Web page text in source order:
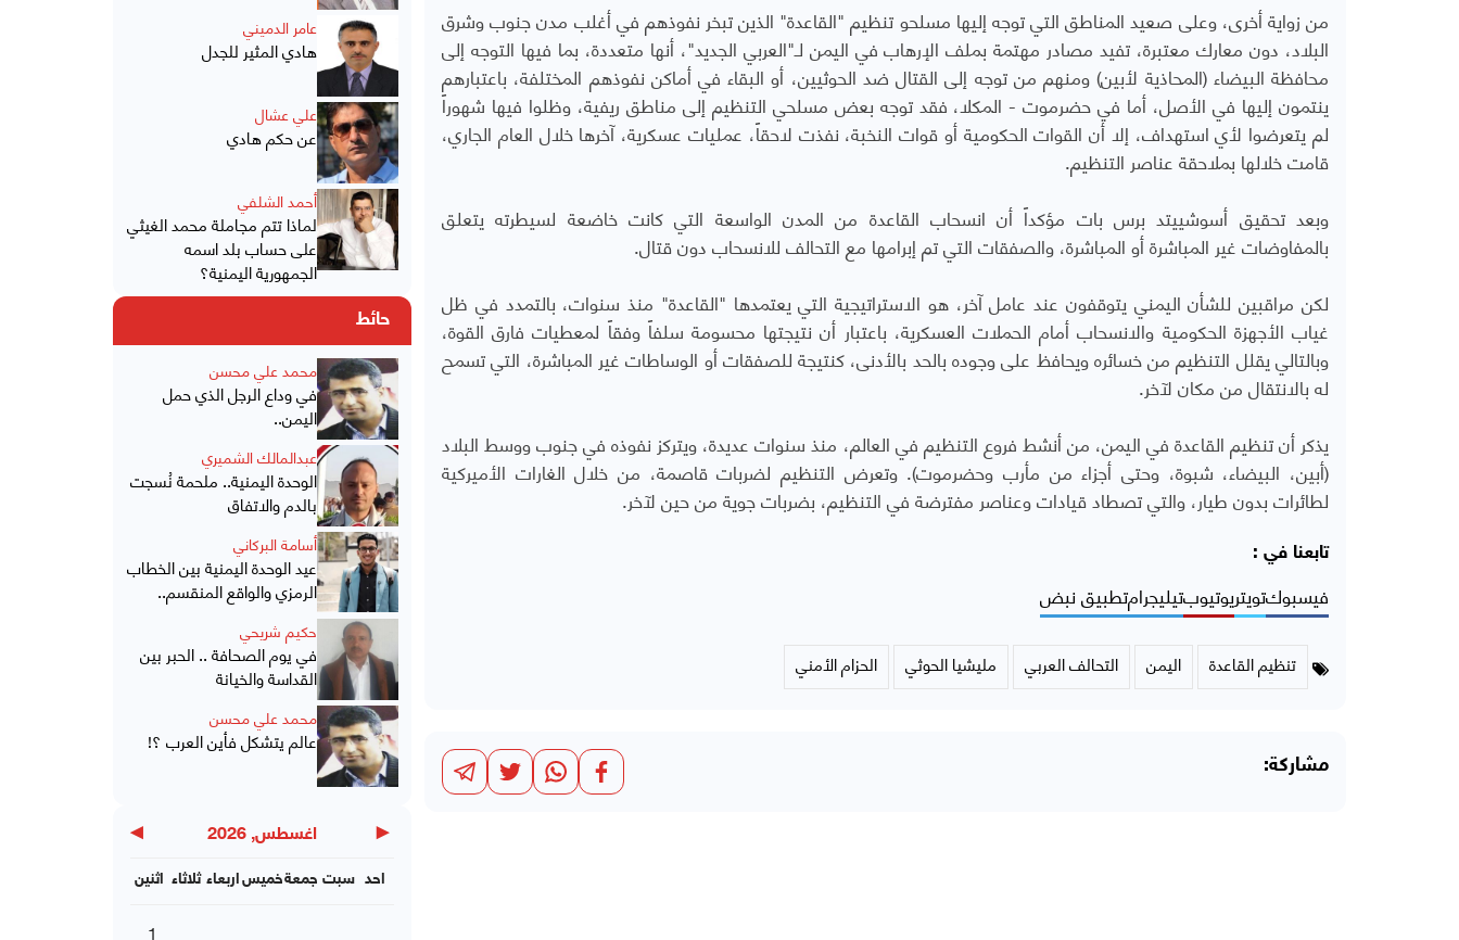
من زواية أخرى، وعلى صعيد المناطق التي توجه إليها مسلحو تنظيم "القاعدة" الذين تبخر نفوذهم في أغلب مدن جنوب وشرق
البلاد، دون معارك معتبرة، تفيد مصادر مهتمة بملف الإرهاب في اليمن لـ"العربي الجديد"، أنها متعددة، بما فيها التوجه إلى
محافظة البيضاء (المحاذية لأبين) ومنهم من توجه إلى القتال ضد الحوثيين، أو البقاء في أماكن نفوذهم المختلفة، باعتبارهم
ينتمون إليها في الأصل، أما في حضرموت - المكلا، فقد توجه بعض مسلحي التنظيم إلى مناطق ريفية، وظلوا فيها شهوراً
لم يتعرضوا لأي استهداف، إلا أن القوات الحكومية أو قوات النخبة، نفذت لاحقاً، عمليات عسكرية، آخرها خلال العام الجاري،
قامت خلالها بملاحقة عناصر التنظيم.
وبعد تحقيق أسوشييتد برس بات مؤكداً أن انسحاب القاعدة من المدن الواسعة التي كانت خاضعة لسيطرته يتعلق
بالمفاوضات غير المباشرة أو المباشرة، والصفقات التي تم إبرامها مع التحالف للانسحاب دون قتال.
لكن مراقبين للشأن اليمني يتوقفون عند عامل آخر، هو الاستراتيجية التي يعتمدها "القاعدة" منذ سنوات، بالتمدد في ظل
غياب الأجهزة الحكومية والانسحاب أمام الحملات العسكرية، باعتبار أن نتيجتها محسومة سلفاً وفقاً لمعطيات فارق القوة،
وبالتالي يقلل التنظيم من خسائره ويحافظ على وجوده بالحد بالأدنى، كنتيجة للصفقات أو الوساطات غير المباشرة، التي تسمح
له بالانتقال من مكان لآخر.
يذكر أن تنظيم القاعدة في اليمن، من أنشط فروع التنظيم في العالم، منذ سنوات عديدة، ويتركز نفوذه في جنوب ووسط البلاد
(أبين، البيضاء، شبوة، وحتى أجزاء من مأرب وحضرموت). وتعرض التنظيم لضربات قاصمة، من خلال الغارات الأميركية
لطائرات بدون طيار، والتي تصطاد قيادات وعناصر مفترضة في التنظيم، بضربات جوية من حين لآخر.
تابعنا في :
فيسبوكتويتريوتيوبتيليجرامتطبيق نبض
تنظيم القاعدة اليمن التحالف العربي مليشيا الحوثي الحزام الأمني
مشاركة:
عامر الدميني
هادي المثير للجدل
علي عشال
عن حكم هادي
أحمد الشلفي
لماذا تتم مجاملة محمد الغيثي
على حساب بلد اسمه
الجمهورية اليمنية؟
حائط
محمد علي محسن
في وداع الرجل الذي حمل
اليمن..
عبدالمالك الشميري
الوحدة اليمنية.. ملحمة نُسجت
بالدم والاتفاق
أسامة البركاني
عيد الوحدة اليمنية بين الخطاب
الرمزي والواقع المنقسم..
حكيم شريحي
في يوم الصحافة .. الحبر بين
القداسة والخيانة
محمد علي محسن
عالم يتشكل فأين العرب ؟!
◀ اغسطس, 2026 ▶
اثنين ثلاثاء اربعاءخميسجمعة سبت احد
1